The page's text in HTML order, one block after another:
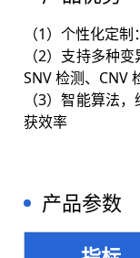
（1）个性化定
（2）支持多种
SNV 检测、CNV
（3）智能算法
获效率
产品参数